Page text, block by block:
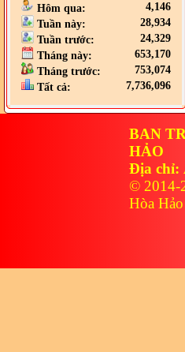
Hôm qua:
4,146
Tuần này:
28,934
Tuần trước:
24,329
Tháng này:
653,170
Tháng trước:
753,074
Tất cả:
7,736,096
BAN
HẢO
Địa chỉ:
© 2014-
Hòa Hảo